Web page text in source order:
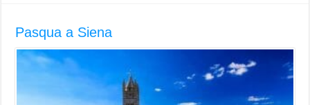
Pasqua a Siena